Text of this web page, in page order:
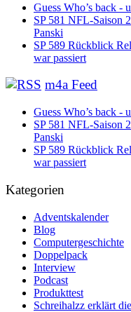
Guess Who’s back -
SP 581 NFL-Saison
Panski
SP 589 Rückblick
war passiert
m4a Feed
Guess Who’s back -
SP 581 NFL-Saison
Panski
SP 589 Rückblick
war passiert
Kategorien
Adventskalender
Blog
Computergeschichte
Doppelpack
Interview
Podcast
Produkttest
Schreihalzz erklärt